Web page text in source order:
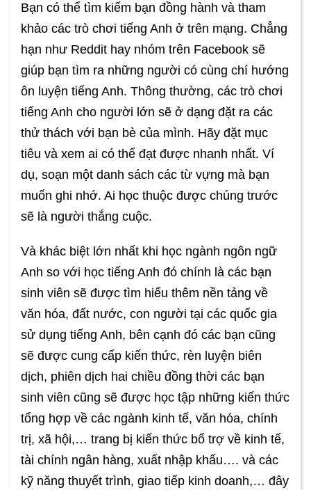
Bạn có thể tìm kiếm bạn đồng hành và tham
khảo các trò chơi tiếng Anh ở trên mạng. Chẳng
hạn như Reddit hay nhóm trên Facebook sẽ
giúp bạn tìm ra những người có cùng chí hướng
ôn luyện tiếng Anh. Thông thường, các trò chơi
tiếng Anh cho người lớn sẽ ở dạng đặt ra các
thử thách với bạn bè của mình. Hãy đặt mục
tiêu và xem ai có thể đạt được nhanh nhất. Ví
dụ, soạn một danh sách các từ vựng mà bạn
muốn ghi nhớ. Ai học thuộc được chúng trước
sẽ là người thắng cuộc.
Và khác biệt lớn nhất khi học ngành ngôn ngữ
Anh so với học tiếng Anh đó chính là các bạn
sinh viên sẽ được tìm hiểu thêm nền tảng về
văn hóa, đất nước, con người tại các quốc gia
sử dụng tiếng Anh, bên cạnh đó các bạn cũng
sẽ được cung cấp kiến thức, rèn luyện biên
dịch, phiên dịch hai chiều đồng thời các bạn
sinh viên cũng sẽ được học tập những kiến thức
tổng hợp về các ngành kinh tế, văn hóa, chính
trị, xã hội,… trang bị kiến thức bổ trợ về kinh tế,
tài chính ngân hàng, xuất nhập khẩu…. và các
kỹ năng thuyết trình, giao tiếp kinh doanh,… đây